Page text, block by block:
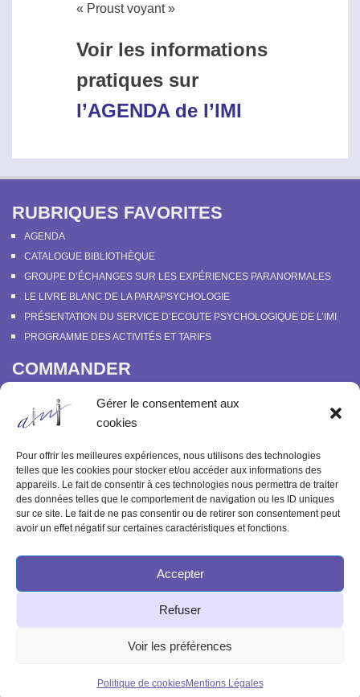
Gérer le consentement aux
cookies
Pour offrir les meilleures expériences, nous utilisons des technologies
telles que les cookies pour stocker et/ou accéder aux informations des
appareils. Le fait de consentir à ces technologies nous permettra de traiter
des données telles que le comportement de navigation ou les ID uniques
sur ce site. Le fait de ne pas consentir ou de retirer son consentement peut
avoir un effet négatif sur certaines caractéristiques et fonctions.
Accepter
Refuser
Voir les préférences
Politique de cookiesMentions Légales
« Proust voyant »
Voir les informations
pratiques sur
l’AGENDA de l’IMI
RUBRIQUES FAVORITES
AGENDA
CATALOGUE BIBLIOTHÈQUE
GROUPE D’ÉCHANGES SUR LES EXPÉRIENCES PARANORMALES
LE LIVRE BLANC DE LA PARAPSYCHOLOGIE
PRÉSENTATION DU SERVICE D’ECOUTE PSYCHOLOGIQUE DE L’IMI
PROGRAMME DES ACTIVITÉS ET TARIFS
COMMANDER
SOUTENIR L’INSTITUT MÉTAPSYCHIQUE
COMMANDER OU FEUILLETER “LE BULLETIN MÉTAPSYCHIQUE” ET
“MÉTAPSYCHIQUE”
ARCHIVES
ACTIVITÉS PASSÉES
© 2003-2025 INSTITUT MÉTAPSYCHIQUE
INTERNATIONAL
51 rue de l'Aqueduc 75010 Paris - Tél : 09 83 68 23 85